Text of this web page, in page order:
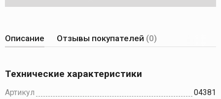
Описание Отзывы покупателей (0)
Технические характеристики
Артикул 04381